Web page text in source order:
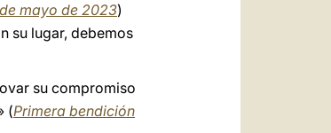
mayo de 2023)
su lugar, debemos
su compromiso
(Primera bendición